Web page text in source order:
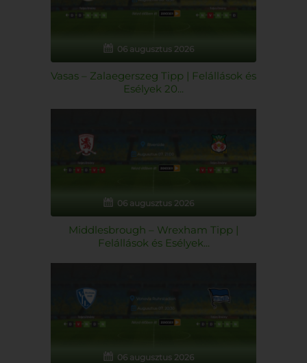
06 augusztus 2026
Vasas – Zalaegerszeg Tipp | Felállások és
Esélyek 20...
06 augusztus 2026
Middlesbrough – Wrexham Tipp |
Felállások és Esélyek...
06 augusztus 2026